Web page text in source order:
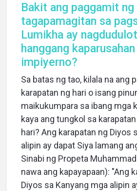
Bakit ang paggamit ng
tagapamagitan sa
Lumikha ay
hanggang
impiyerno?
Sa batas ng tao, kilala na ang
karapatan ng hari o isang
maikukumpara sa ibang mga
kaya ang tungkol sa
hari? Ang karapatan ng Diyos
alipin ay dapat Siya lamang
Sinabi ng Propeta
nawa ang kapayapaan): "Ang
Diyos sa Kanyang mga alipin